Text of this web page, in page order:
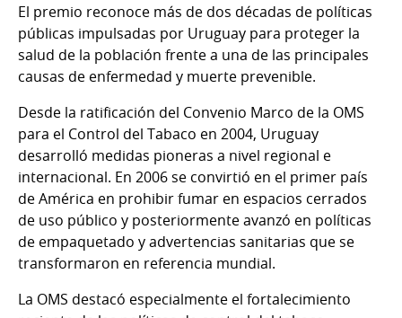
El premio reconoce más de dos décadas de políticas
públicas impulsadas por Uruguay para proteger la
salud de la población frente a una de las principales
causas de enfermedad y muerte prevenible.
Desde la ratificación del Convenio Marco de la OMS
para el Control del Tabaco en 2004, Uruguay
desarrolló medidas pioneras a nivel regional e
internacional. En 2006 se convirtió en el primer país
de América en prohibir fumar en espacios cerrados
de uso público y posteriormente avanzó en políticas
de empaquetado y advertencias sanitarias que se
transformaron en referencia mundial.
La OMS destacó especialmente el fortalecimiento